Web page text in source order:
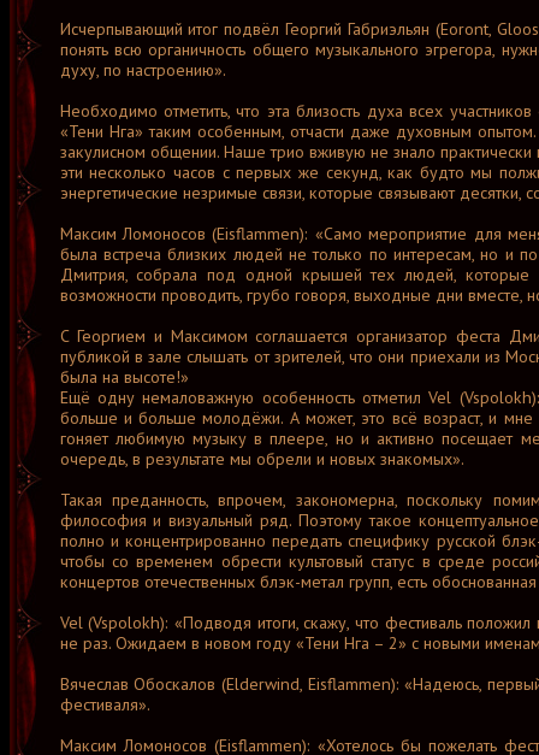
Исчерпывающий итог подвёл Георгий Габриэльян (Eoront,
понять всю органичность общего музыкального эгрегора,
духу, по настроению».
Необходимо отметить, что эта близость духа всех
«Тени Нга» таким особенным, отчасти даже духовным
закулисном общении. Наше трио вживую не знало
эти несколько часов с первых же секунд, как будто мы
энергетические незримые связи, которые связывают
Максим Ломоносов (Eisflammen): «Само мероприятие для
была встреча близких людей не только по интересам, но и
Дмитрия, собрала под одной крышей тех людей, которые
возможности проводить, грубо говоря, выходные дни вместе,
С Георгием и Максимом соглашается организатор феста
публикой в зале слышать от зрителей, что они приехали из
была на высоте!»
Ещё одну немаловажную особенность отметил Vel
больше и больше молодёжи. А может, это всё возраст, и мне
гоняет любимую музыку в плеере, но и активно посещает
очередь, в результате мы обрели и новых знакомых».
Такая преданность, впрочем, закономерна, поскольку
философия и визуальный ряд. Поэтому такое
полно и концентрированно передать специфику русской
чтобы со временем обрести культовый статус в среде
концертов отечественных блэк-метал групп, есть
Vel (Vspolokh): «Подводя итоги, скажу, что фестиваль
не раз. Ожидаем в новом году «Тени Нга – 2» с новыми
Вячеслав Обоскалов (Elderwind, Eisflammen): «Надеюсь,
фестиваля».
Максим Ломоносов (Eisflammen): «Хотелось бы пожелать